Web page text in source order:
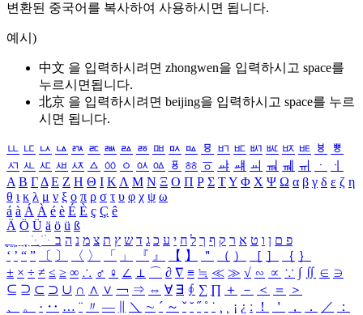
변환된 중국어를 복사하여 사용하시면 됩니다.
예시)
中文 을 입력하시려면 zhongwen을 입력하시고 space를
누르시면됩니다.
北京 을 입력하시려면 beijing을 입력하시고 space를 누르
시면 됩니다.
ㅥ ㅦ ㅧ ㅨ ㅩ ㅪ ㅫ ㅬ ㅭ ㅮ ㅯ ㅰ ㅱ ㅲ ㅳ ㅴ ㅵ ㅶ ㅷ ㅸ
ㅹ
ㅺ ㅻ ㅼ ㅽ ㅾ ㅿ ㆀ ㆁ ㆂ ㆃ ㆄ ㆅ ㆆ ㆇ ㆈ ㆉ ㆊ ㆋ ㆌ ㆍ
ㆎ
Α Β ΓΔ Ε Ζ Η Θ Ι ΚΛ Μ Ν Ξ Ο Π Ρ Σ ΤΥ Φ Χ Ψ Ω α β γ δ ε ζ η
θ ι κ λ μ ν ξ ο π ρ σ τ υ φ χ ψ ω
á à Á À é è É È ç Ç ê
Ä Ö Ü ä ö ü ß
ִֶֹ ֻּ ׁׂ פ ם ן ו ט א ר ק ף ך ל ח י ע כ ג ד ש ץ ת צ מ נ ה ב
‘ ’ “ ” 〔 〕 〈 〉 「 」 『 』 【 】 ＂ （ ） ［ ］ ｛ ｝
± × ÷ ≠ ≤ ≥ ∞ ∴ ♂ ♀ ∠ ⊥ ⌒ ∂ ∇ ≡ ≒ ≪ ≫ √ ∽ ∝ ∵ ∫ ∬ ∈ ∋
⊆ ⊇ ⊂ ⊃ ∪ ∩ ∧ ∨ ￢ ⇒ ⇔ ∀ ∃ ∮ ∑ ∏ ＋ － ＜ ＝
＞
、
。 · ‥ … ¨ 〃 ― ＼ ∼ ´ ～ ˇ ˘ ˝ ˚ ˙ ¸ ¡ ¿ ː ！ ＇ ， ． ／
：